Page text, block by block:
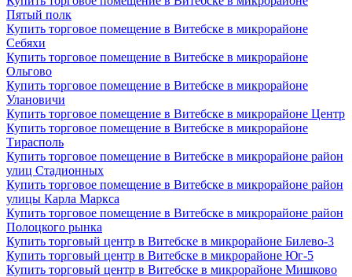
Пятый полк
Купить торговое помещение в Витебске в микрорайоне
Себяхи
Купить торговое помещение в Витебске в микрорайоне
Ольгово
Купить торговое помещение в Витебске в микрорайоне
Улановичи
Купить торговое помещение в Витебске в микрорайоне Центр
Купить торговое помещение в Витебске в микрорайоне
Тирасполь
Купить торговое помещение в Витебске в микрорайоне район
улиц Стадионных
Купить торговое помещение в Витебске в микрорайоне район
улицы Карла Маркса
Купить торговое помещение в Витебске в микрорайоне район
Полоцкого рынка
Купить торговый центр в Витебске в микрорайоне Билево-3
Купить торговый центр в Витебске в микрорайоне Юг-5
Купить торговый центр в Витебске в микрорайоне Мишково